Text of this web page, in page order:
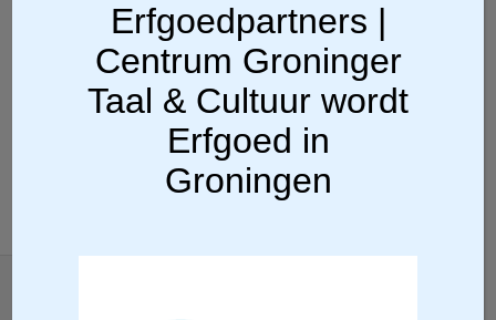
Ga terug
Peter Doorn
Erfgoedpartners |
Centrum Groninger
Taal & Cultuur wordt
Erfgoed in
Groningen